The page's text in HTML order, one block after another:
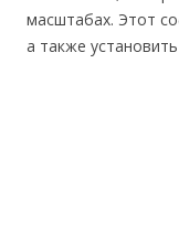
масштабах. Этот
а также